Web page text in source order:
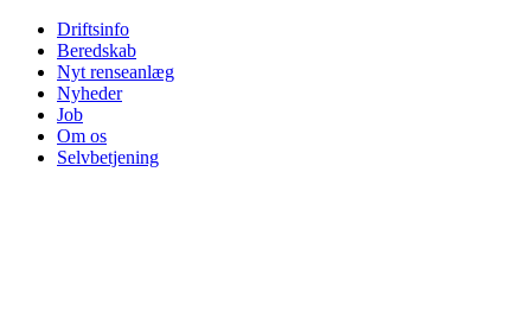
Driftsinfo
Beredskab
Nyt renseanlæg
Nyheder
Job
Om os
Selvbetjening